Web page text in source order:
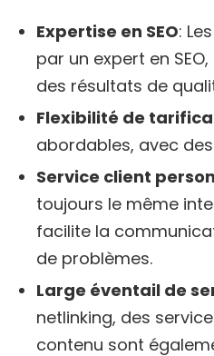
Expertise en SEO:
par un expert en
des résultats de
Flexibilité de
abordables, avec
Service client
toujours le même
facilite la
de problèmes.
Large éventail de
netlinking, des
contenu sont